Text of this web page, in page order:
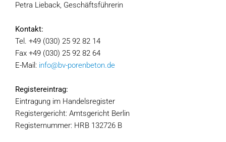
Petra Lieback, Geschäftsführerin
Kontakt:
Tel. +49 (030) 25 92 82 14
Fax +49 (030) 25 92 82 64
E-Mail: info@bv-porenbeton.de
Registereintrag:
Eintragung im Handelsregister
Registergericht: Amtsgericht Berlin
Registernummer: HRB 132726 B